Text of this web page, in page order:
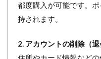
都度購入が可能です。
持されます。
2. アカウントの削除（退